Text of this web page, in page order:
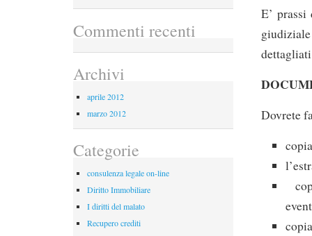
E’
Dovrete
Commenti recenti
Archivi
aprile 2012
marzo 2012
Categorie
consulenza legale on-line
Diritto Immobiliare
I diritti del malato
Recupero crediti